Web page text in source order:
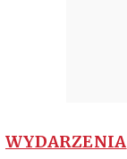
WYDARZENIA